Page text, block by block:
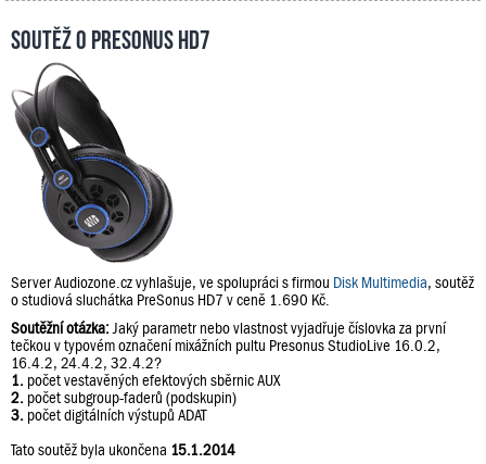
Soutěž o PreSonus HD7
Server Audiozone.cz vyhlašuje, ve spolupráci s firmou Disk Multimedia, soutěž
o studiová sluchátka PreSonus HD7 v ceně 1.690 Kč.
Soutěžní otázka: Jaký parametr nebo vlastnost vyjadřuje číslovka za první
tečkou v typovém označení mixážních pultu Presonus StudioLive 16.0.2,
16.4.2, 24.4.2, 32.4.2?
1. počet vestavěných efektových sběrnic AUX
2. počet subgroup-faderů (podskupin)
3. počet digitálních výstupů ADAT
Tato soutěž byla ukončena 15.1.2014